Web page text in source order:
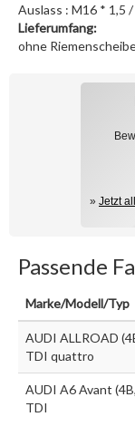
Auslass : M16 * 1,5
Lieferumfang:
ohne
» Jetzt
Passende
Marke/Modell/Typ
AUDI ALLROAD
TDI quattro
AUDI A6 Avant
TDI